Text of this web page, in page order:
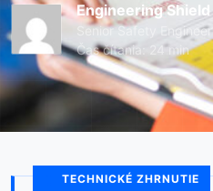
Engineering Shield
Senior Safety Engineer
Čas čítania: 24 min
TECHNICKÉ ZHRNUTIE